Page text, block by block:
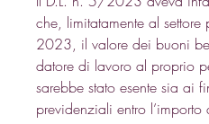
che, limitatamente al settore
2023, il valore dei buoni
datore di lavoro al proprio
sarebbe stato esente sia ai
previdenziali entro